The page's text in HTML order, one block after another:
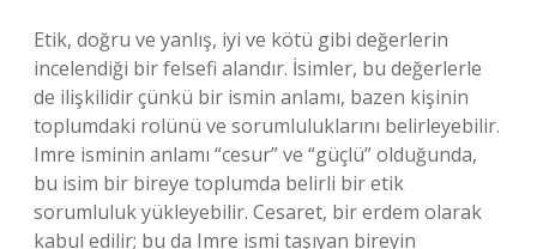
Etik, doğru ve yanlış, iyi ve kötü gibi değerlerin
incelendiği bir felsefi alandır. İsimler, bu değerlerle
de ilişkilidir çünkü bir ismin anlamı, bazen kişinin
toplumdaki rolünü ve sorumluluklarını belirleyebilir.
Imre isminin anlamı “cesur” ve “güçlü” olduğunda,
bu isim bir bireye toplumda belirli bir etik
sorumluluk yükleyebilir. Cesaret, bir erdem olarak
kabul edilir; bu da Imre ismi taşıyan bireyin